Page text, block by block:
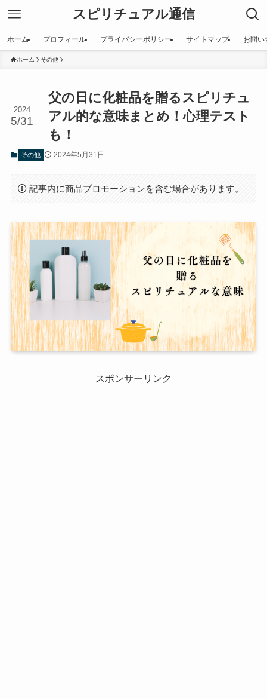
スピリチュアル通信
ホーム プロフィール プライバシーポリシー サイトマップ お問い
ホーム その他
父の日に化粧品を贈るスピリチュ
アル的な意味まとめ！心理テスト
も！
2024
5/31
その他 2024年5月31日
記事内に商品プロモーションを含む場合があります。
スポンサーリンク